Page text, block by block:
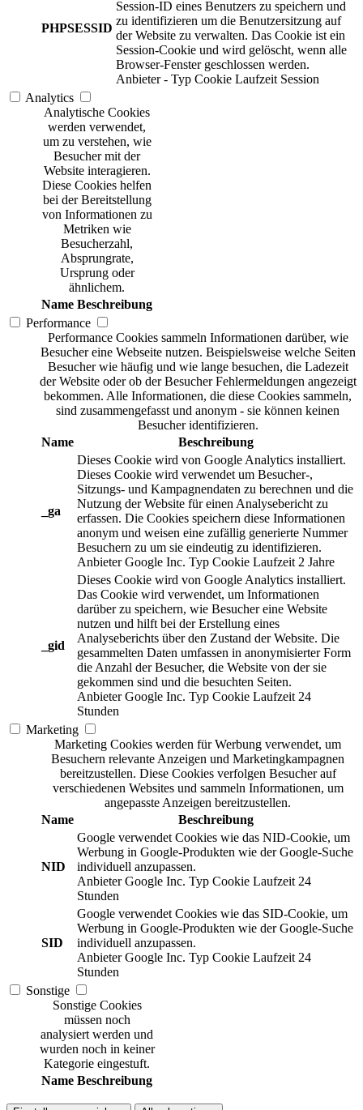
PHPSESSID
Session-ID eines Benutzers zu speichern und
zu identifizieren um die Benutzersitzung auf
der Website zu verwalten. Das Cookie ist ein
Session-Cookie und wird gelöscht, wenn alle
Browser-Fenster geschlossen werden.
Anbieter - Typ Cookie Laufzeit Session
Analytics
Analytische Cookies
werden verwendet,
um zu verstehen, wie
Besucher mit der
Website interagieren.
Diese Cookies helfen
bei der Bereitstellung
von Informationen zu
Metriken wie
Besucherzahl,
Absprungrate,
Ursprung oder
ähnlichem.
Name Beschreibung
Performance
Performance Cookies sammeln Informationen darüber, wie
Besucher eine Webseite nutzen. Beispielsweise welche Seiten
Besucher wie häufig und wie lange besuchen, die Ladezeit
der Website oder ob der Besucher Fehlermeldungen angezeigt
bekommen. Alle Informationen, die diese Cookies sammeln,
sind zusammengefasst und anonym - sie können keinen
Besucher identifizieren.
Name
Beschreibung
_ga
Dieses Cookie wird von Google Analytics installiert.
Dieses Cookie wird verwendet um Besucher-,
Sitzungs- und Kampagnendaten zu berechnen und die
Nutzung der Website für einen Analysebericht zu
erfassen. Die Cookies speichern diese Informationen
anonym und weisen eine zufällig generierte Nummer
Besuchern zu um sie eindeutig zu identifizieren.
Anbieter Google Inc. Typ Cookie Laufzeit 2 Jahre
_gid
Dieses Cookie wird von Google Analytics installiert.
Das Cookie wird verwendet, um Informationen
darüber zu speichern, wie Besucher eine Website
nutzen und hilft bei der Erstellung eines
Analyseberichts über den Zustand der Website. Die
gesammelten Daten umfassen in anonymisierter Form
die Anzahl der Besucher, die Website von der sie
gekommen sind und die besuchten Seiten.
Anbieter Google Inc. Typ Cookie Laufzeit 24
Stunden
Marketing
Marketing Cookies werden für Werbung verwendet, um
Besuchern relevante Anzeigen und Marketingkampagnen
bereitzustellen. Diese Cookies verfolgen Besucher auf
verschiedenen Websites und sammeln Informationen, um
angepasste Anzeigen bereitzustellen.
Name
Beschreibung
NID
Google verwendet Cookies wie das NID-Cookie, um
Werbung in Google-Produkten wie der Google-Suche
individuell anzupassen.
Anbieter Google Inc. Typ Cookie Laufzeit 24
Stunden
SID
Google verwendet Cookies wie das SID-Cookie, um
Werbung in Google-Produkten wie der Google-Suche
individuell anzupassen.
Anbieter Google Inc. Typ Cookie Laufzeit 24
Stunden
Sonstige
Sonstige Cookies
müssen noch
analysiert werden und
wurden noch in keiner
Kategorie eingestuft.
Name Beschreibung